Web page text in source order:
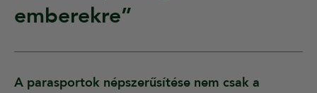
emberekre”
A parasportok népszerűsítése nem csak a